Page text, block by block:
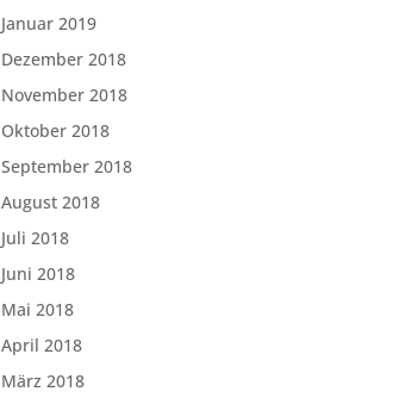
Januar 2019
Dezember 2018
November 2018
Oktober 2018
September 2018
August 2018
Juli 2018
Juni 2018
Mai 2018
April 2018
März 2018